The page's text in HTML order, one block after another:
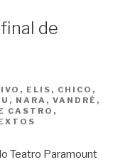
de
ELIS, CHICO,
NARA, VANDRÉ,
CASTRO,
Teatro Paramount